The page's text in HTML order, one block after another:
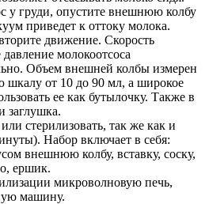
у груди, опустите внешнюю колбу
приведет к оттоку молока.
движение. Скорость
молокоотсоса
Объем внешней колбы измерен
шкалу от 10 до 90 мл, а широкое
ее как бутылочку. Также в
заглушка.
стерилизовать, так же как и
Набор включает в себя:
внешнюю колбу, вставку, соску,
ершик.
микроволновую печь,
машину.